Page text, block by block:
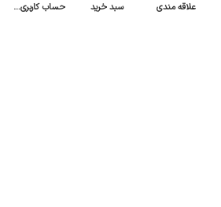
علاقه مندی سبد خرید حساب کاربری من